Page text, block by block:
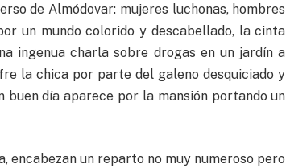
de Almódovar: mujeres luchonas, hombres
un mundo colorido y descabellado, la cinta
ingenua charla sobre drogas en un jardín a
la chica por parte del galeno desquiciado y
buen día aparece por la mansión portando un
encabezan un reparto no muy numeroso pero